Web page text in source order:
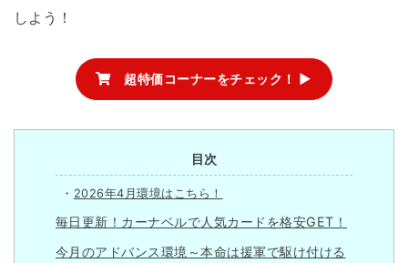
しよう！
超特価コーナーをチェック！ ▶
目次
2026年4月環境はこちら！
毎日更新！カーナベルで人気カードを格安GET！
今月のアドバンス環境～本命は援軍で駆け付ける